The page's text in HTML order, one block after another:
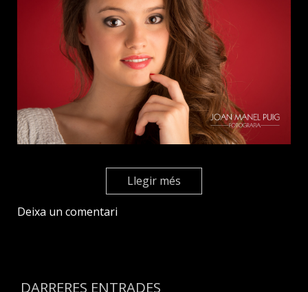
Llegir més
Deixa un comentari
DARRERES ENTRADES